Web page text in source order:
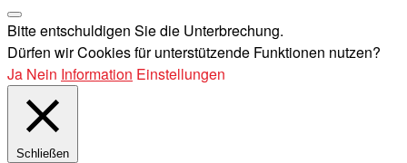
Bitte entschuldigen Sie die Unterbrechung.
Dürfen wir Cookies für unterstützende Funktionen nutzen?
Ja Nein Information Einstellungen
Schließen